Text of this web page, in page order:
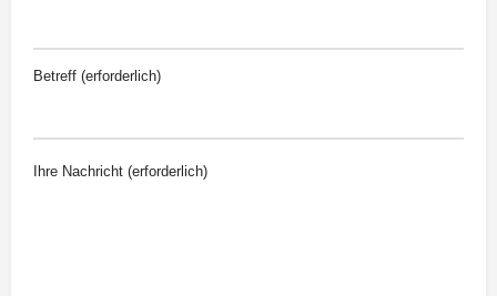
Betreff (erforderlich)
Ihre Nachricht (erforderlich)